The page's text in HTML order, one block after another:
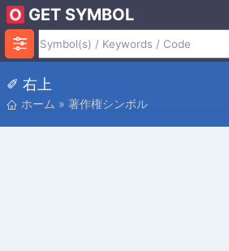
GET SYMBOL
✐ 右上
ホーム » 著作権シンボル